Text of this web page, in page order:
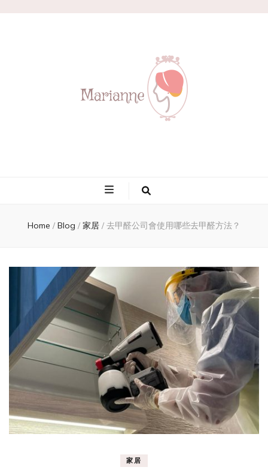
Marianne
Home / Blog / 家居 / 去甲醛公司會使用哪些去甲醛方法？
家居